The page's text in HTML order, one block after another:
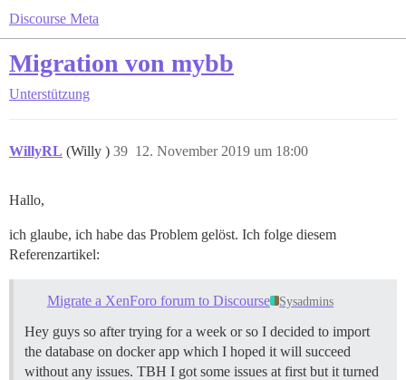
Discourse Meta
Migration von mybb
Unterstützung
WillyRL (Willy ) 12. November 2019 um 18:00
39
Hallo,
ich glaube, ich habe das Problem gelöst. Ich folge diesem
Referenzartikel:
Migrate a XenForo forum to Discourse Sysadmins
Hey guys so after trying for a week or so I decided to import
the database on docker app which I hoped it will succeed
without any issues. TBH I got some issues at first but it turned